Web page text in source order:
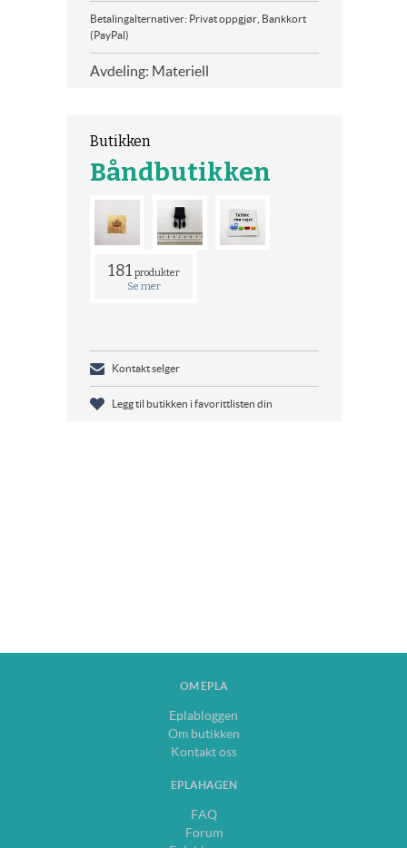
Betalingalternativer: Privat oppgjør, Bankkort
(PayPal)
Avdeling: Materiell
Butikken
Båndbutikken
181 produkter
Se mer
Kontakt selger
Legg til butikken i favorittlisten din
OM EPLA
Eplabloggen
Om butikken
Kontakt oss
EPLAHAGEN
FAQ
Forum